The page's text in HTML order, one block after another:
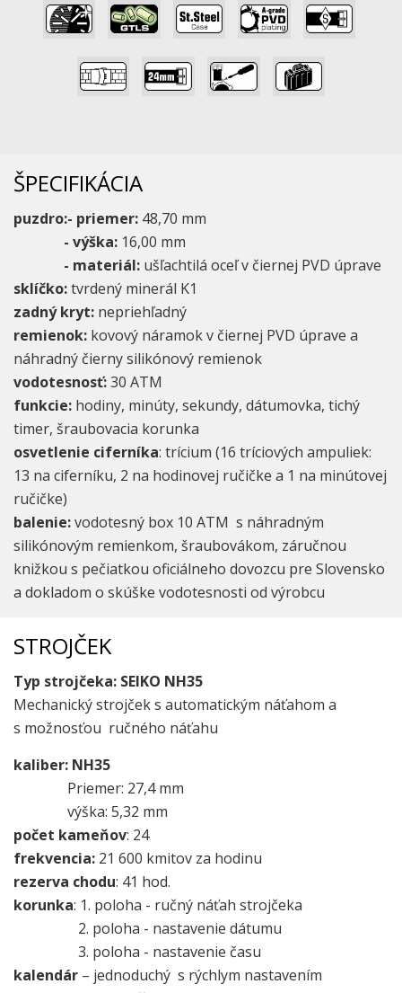
ŠPECIFIKÁCIA
puzdro:- priemer: 48,70 mm
- výška: 16,00 mm
- materiál: ušľachtilá oceľ v čiernej PVD úprave
sklíčko:tvrdený minerál K1
zadný kryt: nepriehľadný
remienok: kovový náramok v čiernej PVD úprave a
náhradný čierny silikónový remienok
vodotesnosť:30 ATM
funkcie: hodiny, minúty, sekundy, dátumovka, tichý
timer, šraubovacia korunka
osvetlenie ciferníka: trícium (16 tríciových ampuliek:
13 na ciferníku, 2 na hodinovej ručičke a 1 na minútovej
ručičke)
balenie:vodotesný box 10 ATM s náhradným
silikónovým remienkom, šraubovákom, záručnou
knižkou s pečiatkou oficiálneho dovozcu pre Slovensko
a dokladom o skúške vodotesnosti od výrobcu
STROJČEK
Typ strojčeka: SEIKO NH35
Mechanický strojček s automatickým náťahom a
s možnosťou ručného náťahu
kaliber: NH35
Priemer: 27,4 mm
výška: 5,32 mm
počet kameňov: 24
frekvencia: 21 600 kmitov za hodinu
rezerva chodu: 41 hod.
korunka: 1. poloha - ručný náťah strojčeka
2. poloha - nastavenie dátumu
3. poloha - nastavenie času
kalendár – jednoduchý s rýchlym nastavením